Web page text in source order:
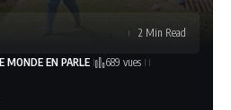
MONDE EN PARLE 689 vues
2 Min Read